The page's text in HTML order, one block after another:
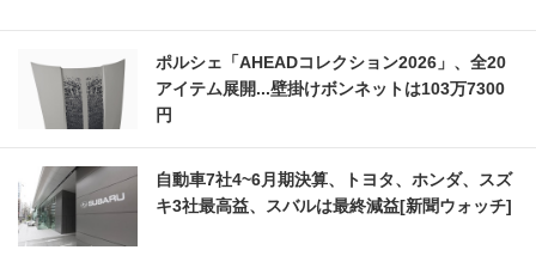
ポルシェ「AHEADコレクション2026」、全20
アイテム展開...壁掛けボンネットは103万7300
円
自動車7社4~6月期決算、トヨタ、ホンダ、スズ
キ3社最高益、スバルは最終減益[新聞ウォッチ]